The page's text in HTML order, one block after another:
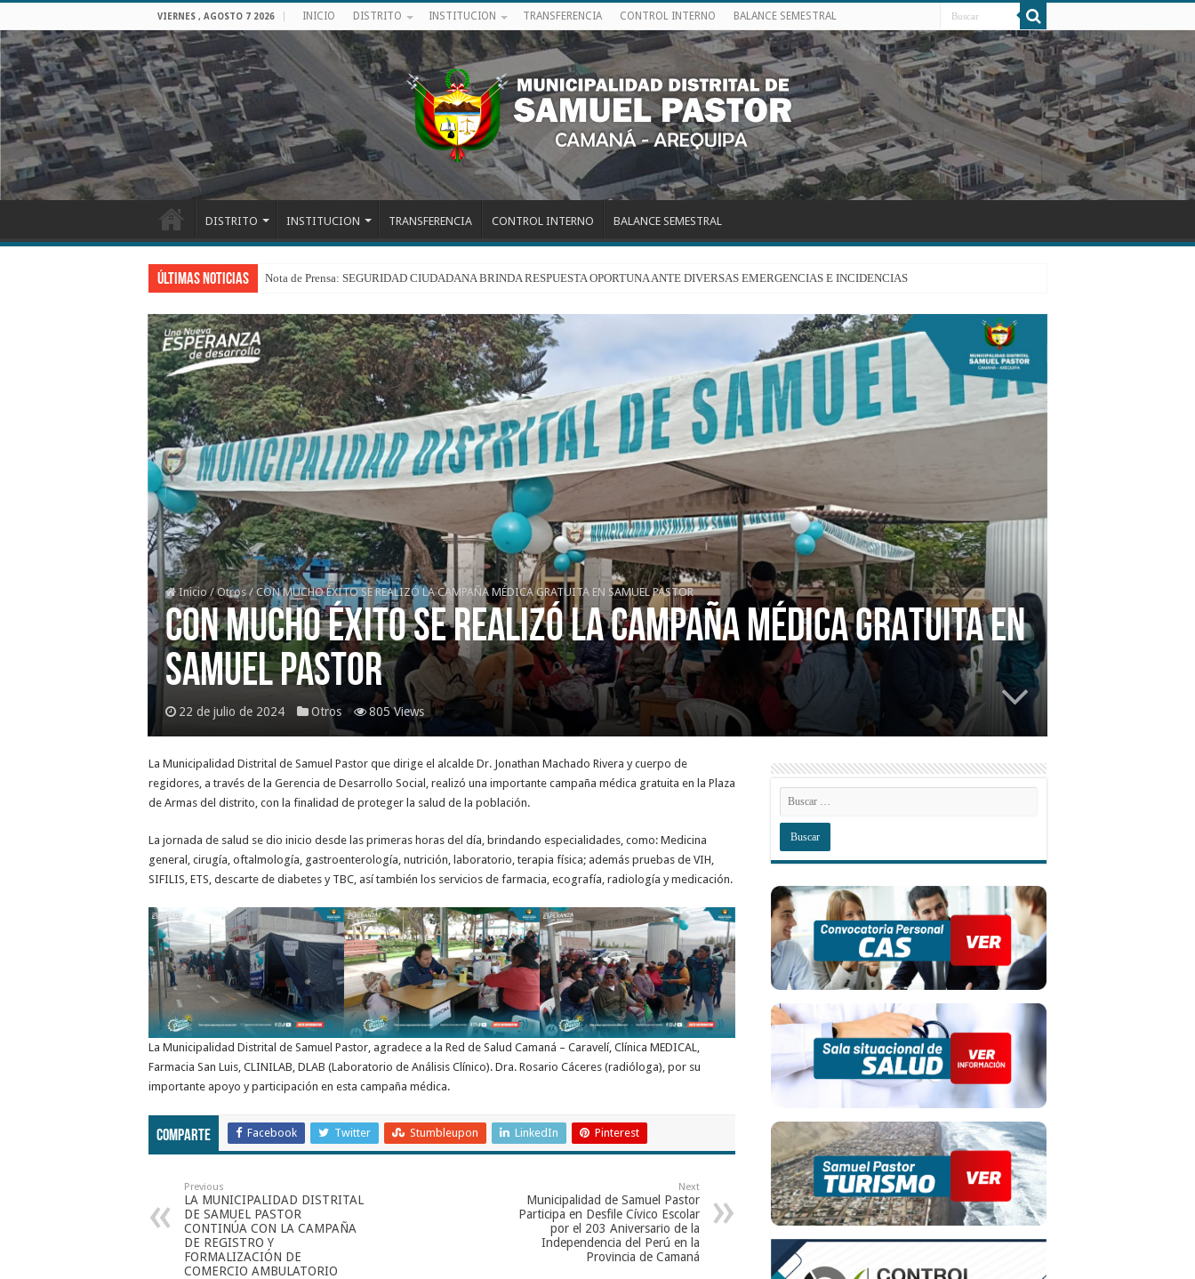
VIERNES , AGOSTO 7 2026 INICIO DISTRITO INSTITUCION TRANSFERENCIA CONTROL INTERNO BALANCE SEMESTRAL
DISTRITO INSTITUCION TRANSFERENCIA CONTROL INTERNO BALANCE SEMESTRAL
Últimas Noticias Nota de Prensa: SEGURIDAD CIUDADANA BRINDA RESPUESTA OPORTUNA ANTE DIVERSAS EMERGENCIAS E INCIDENCIAS
Inicio / Otros / CON MUCHO ÉXITO SE REALIZÓ LA CAMPAÑA MÉDICA GRATUITA EN SAMUEL PASTOR
CON MUCHO ÉXITO SE REALIZÓ LA CAMPAÑA MÉDICA GRATUITA EN
SAMUEL PASTOR
22 de julio de 2024 Otros 805 Views
La Municipalidad Distrital de Samuel Pastor que dirige el alcalde Dr. Jonathan Machado Rivera y cuerpo de
regidores, a través de la Gerencia de Desarrollo Social, realizó una importante campaña médica gratuita en la Plaza
de Armas del distrito, con la finalidad de proteger la salud de la población.
La jornada de salud se dio inicio desde las primeras horas del día, brindando especialidades, como: Medicina
general, cirugía, oftalmología, gastroenterología, nutrición, laboratorio, terapia física; además pruebas de VIH,
SIFILIS, ETS, descarte de diabetes y TBC, así también los servicios de farmacia, ecografía, radiología y medicación.
La Municipalidad Distrital de Samuel Pastor, agradece a la Red de Salud Camaná – Caravelí, Clínica MEDICAL,
Farmacia San Luis, CLINILAB, DLAB (Laboratorio de Análisis Clínico). Dra. Rosario Cáceres (radióloga), por su
importante apoyo y participación en esta campaña médica.
Comparte Facebook Twitter Stumbleupon LinkedIn Pinterest
Previous
LA MUNICIPALIDAD DISTRITAL
DE SAMUEL PASTOR
CONTINÚA CON LA CAMPAÑA
DE REGISTRO Y
FORMALIZACIÓN DE
COMERCIO AMBULATORIO
Next
Municipalidad de Samuel Pastor
Participa en Desfile Cívico Escolar
por el 203 Aniversario de la
Independencia del Perú en la
Provincia de Camaná